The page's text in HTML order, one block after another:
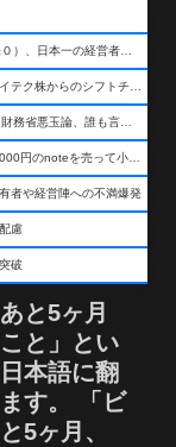
キオクシアCEO（新卒から東芝のみ、経営経験無し、持ち株０）、日本一の経営者になる…
金利上昇予測を背景に銀行株が右肩上がり！AI・半導体のハイテク株からのシフトチェンジも
【悲報】MMT理論、自国通貨建てだから国債刷り放題理論、財務省悪玉論、誰も言わなくなるwwwwwwwwwwwwwww
【悲報】キオクシアで資産170億になった億万長者さん、34000円のnoteを売って小銭を稼いでしまうwwwwwwwwwwwwwwwwwwww
者や経営陣への不満爆発
慮
破
と5ヶ月
と」とい
本語に翻
す。 「ビ
5ヶ月、